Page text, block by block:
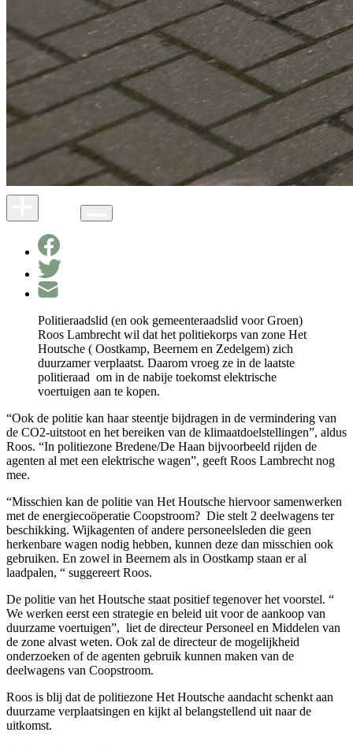
Politieraadslid (en ook gemeenteraadslid voor Groen)
Roos Lambrecht wil dat het politiekorps van zone Het
Houtsche ( Oostkamp, Beernem en Zedelgem) zich
duurzamer verplaatst. Daarom vroeg ze in de laatste
politieraad om in de nabije toekomst elektrische
voertuigen aan te kopen.
“Ook de politie kan haar steentje bijdragen in de vermindering van
de CO2-uitstoot en het bereiken van de klimaatdoelstellingen”, aldus
Roos. “In politiezone Bredene/De Haan bijvoorbeeld rijden de
agenten al met een elektrische wagen”, geeft Roos Lambrecht nog
mee.
“Misschien kan de politie van Het Houtsche hiervoor samenwerken
met de energiecoöperatie Coopstroom? Die stelt 2 deelwagens ter
beschikking. Wijkagenten of andere personeelsleden die geen
herkenbare wagen nodig hebben, kunnen deze dan misschien ook
gebruiken. En zowel in Beernem als in Oostkamp staan er al
laadpalen, “ suggereert Roos.
De politie van het Houtsche staat positief tegenover het voorstel. “
We werken eerst een strategie en beleid uit voor de aankoop van
duurzame voertuigen”, liet de directeur Personeel en Middelen van
de zone alvast weten. Ook zal de directeur de mogelijkheid
onderzoeken of de agenten gebruik kunnen maken van de
deelwagens van Coopstroom.
Roos is blij dat de politiezone Het Houtsche aandacht schenkt aan
duurzame verplaatsingen en kijkt al belangstellend uit naar de
uitkomst.